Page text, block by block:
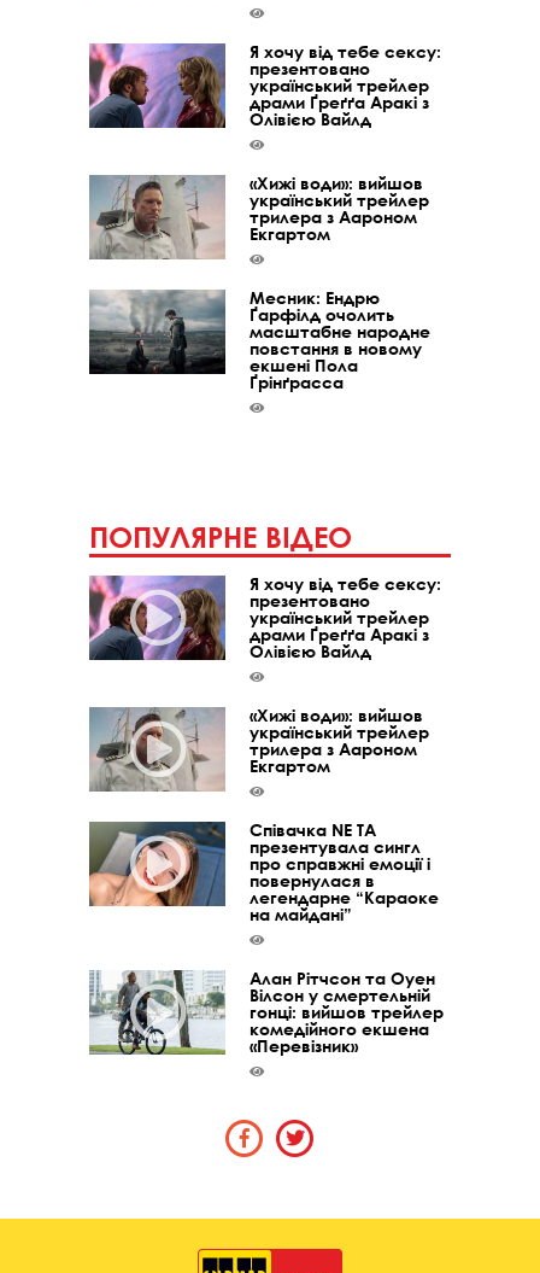
Я хочу від тебе сексу:
презентовано
український трейлер
драми Ґреґґа Аракі з
Олівією Вайлд
«Хижі води»: вийшов
український трейлер
трилера з Аароном
Екгартом
Месник: Ендрю
Ґарфілд очолить
масштабне народне
повстання в новому
екшені Пола
Ґрінґрасса
ПОПУЛЯРНЕ ВІДЕО
Я хочу від тебе сексу:
презентовано
український трейлер
драми Ґреґґа Аракі з
Олівією Вайлд
«Хижі води»: вийшов
український трейлер
трилера з Аароном
Екгартом
Співачка NE TA
презентувала сингл
про справжні емоції і
повернулася в
легендарне “Караоке
на майдані”
Алан Рітчсон та Оуен
Вілсон у смертельній
гонці: вийшов трейлер
комедійного екшена
«Перевізник»